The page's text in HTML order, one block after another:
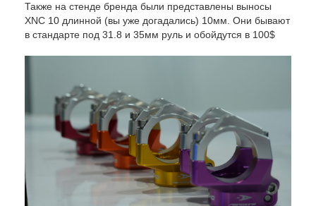
Также на стенде бренда были представлены выносы
XNC 10 длинной (вы уже догадались) 10мм. Они бывают
в стандарте под 31.8 и 35мм руль и обойдутся в 100$